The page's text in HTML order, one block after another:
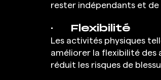
rester indépendants et
·  	Flexibilité
Les activités physiques
améliorer la flexibilité des
réduit les risques de